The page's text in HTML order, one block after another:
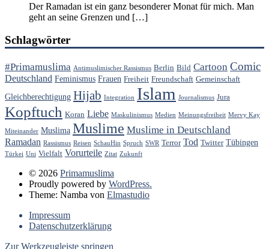
Der Ramadan ist ein ganz besonderer Monat für mich. Man
geht an seine Grenzen und […]
Schlagwörter
#Primamuslima Antimuslimischer Rassismus Berlin Bild Cartoon Comic
Deutschland Feminismus Frauen Freiheit Freundschaft Gemeinschaft
Gleichberechtigung Hijab Integration Islam Journalismus Jura
Kopftuch Koran Liebe Maskulinismus Medien Meinungsfreiheit Mervy Kay
Miteinander Muslima Muslime Muslime in Deutschland
Ramadan Rassismus Reisen SchauHin Spruch SWR Terror Tod Twitter Tübingen
Türkei Uni Vielfalt Vorurteile Zitat Zukunft
© 2026 Primamuslima
Proudly powered by WordPress.
Theme: Namba von Elmastudio
Impressum
Datenschutzerklärung
Zur Werkzeugleiste springen